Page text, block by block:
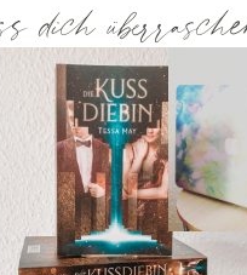
dich
EXTRAS